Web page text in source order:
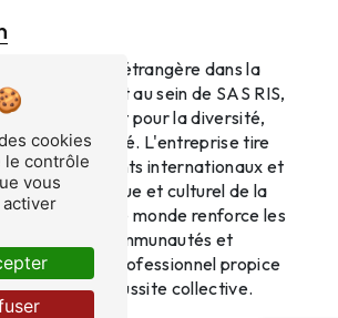
main-d’œuvre étrangère dans la
notamment au sein de SAS RIS,
véritable atout pour la diversité,
la compétitivité. L'entreprise tire
des talents internationaux et
économique et culturel de la
ouverture sur le monde renforce les
différentes communautés et
professionnel propice
et à la réussite collective.
cookies
le contrôle
vous